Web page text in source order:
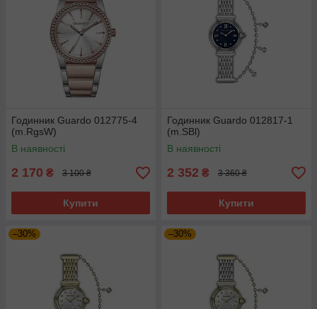
Годинник Guardo 012775-4
(m.RgsW)
В наявності
2 170 ₴ 3 100 ₴
Купити
Годинник Guardo 012817-1
(m.SBl)
В наявності
2 352 ₴ 3 360 ₴
Купити
–30% –30%